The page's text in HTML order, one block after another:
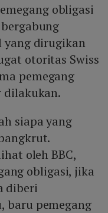
obligasi
yang dirugikan
otoritas Swiss
pemegang
dilakukan.
siapa yang
oleh BBC,
obligasi, jika
diberi
baru pemegang